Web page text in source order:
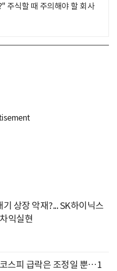
주식할 때 주의해야 할 회사
상장 악재?... SK하이닉스
익실현
스피 급락은 조정일 뿐…1